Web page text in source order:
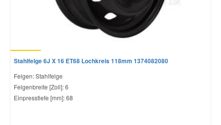
Stahlfelge 6J X 16 ET68 Lochkreis 118mm 1374082080
Felgen: Stahlfelge
Felgenbreite [Zoll]: 6
Einpresstiefe [mm]: 68